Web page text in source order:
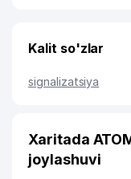
Kalit so'zlar
signalizatsiya
Xaritada
joylashuvi